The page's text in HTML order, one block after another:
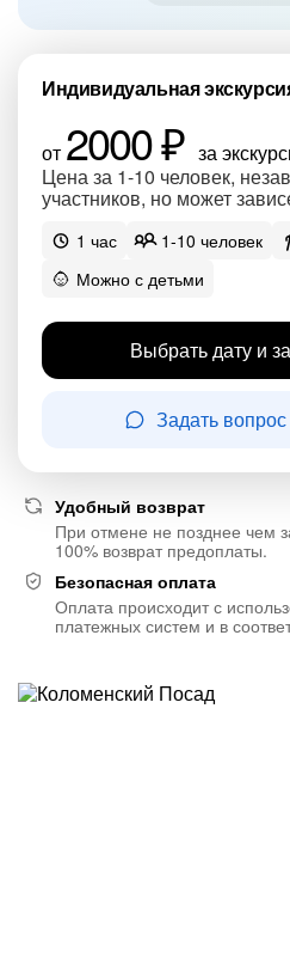
Индивидуальная
от 2000 ₽ за
Цена за 1-10 человек,
участников, но может
1 час 1-10 человек
Можно с детьми
Выбрать дату и
Задать
Удобный возврат
При отмене не позднее чем
100% возврат предоплаты.
Безопасная оплата
Оплата происходит с
платежных систем и в